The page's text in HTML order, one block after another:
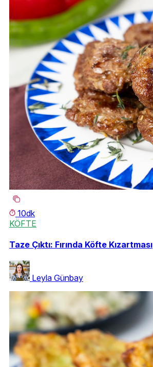
10dk
KÖFTE
Taze Çıktı: Fırında Köfte Kızartması
Leyla Günbay